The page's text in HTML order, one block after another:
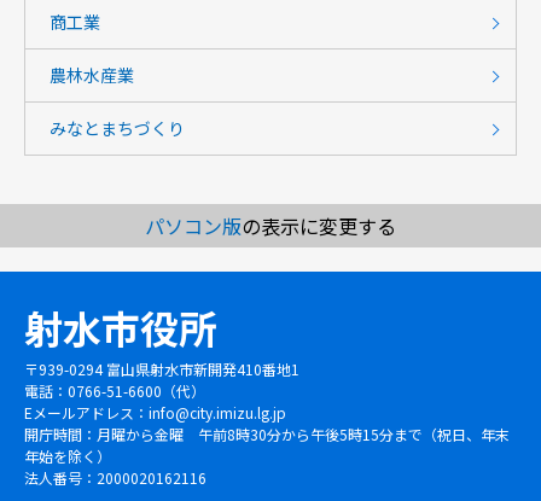
商工業
農林水産業
みなとまちづくり
パソコン版の表示に変更する
射水市役所
〒939-0294 富山県射水市新開発410番地1
電話：0766-51-6600（代）
Eメールアドレス： info@city.imizu.lg.jp
開庁時間：月曜から金曜 午前8時30分から午後5時15分まで（祝日、年末
年始を除く）
法人番号：2000020162116